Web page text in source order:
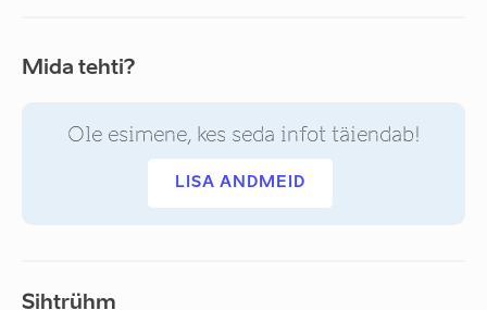
Mida tehti?
Ole esimene, kes seda infot täiendab!
LISA ANDMEID
Sihtrühm